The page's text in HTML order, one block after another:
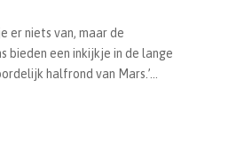
er niets van, maar de
bieden een inkijkje in de lange
halfrond van Mars.’...